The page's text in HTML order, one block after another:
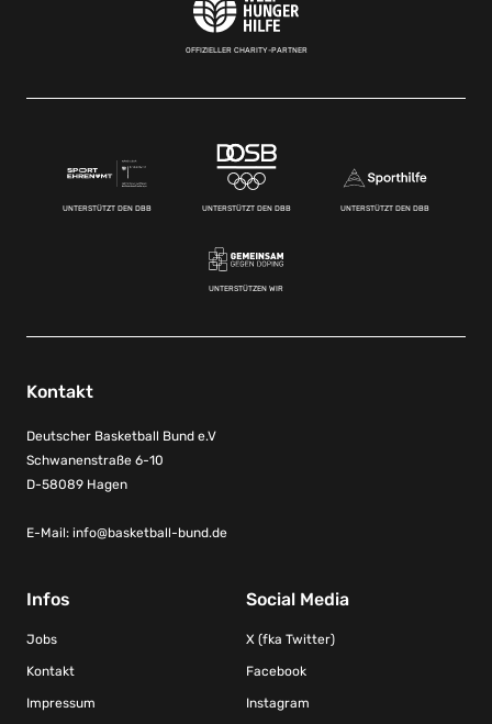
OFFIZIELLER CHARITY-PARTNER
UNTERSTÜTZT DEN DBB UNTERSTÜTZT DEN DBB UNTERSTÜTZT DEN DBB
UNTERSTÜTZEN WIR
Kontakt
Deutscher Basketball Bund e.V
Schwanenstraße 6-10
D-58089 Hagen
E-Mail: info@basketball-bund.de
Infos
Jobs
Kontakt
Impressum
Social Media
X (fka Twitter)
Facebook
Instagram